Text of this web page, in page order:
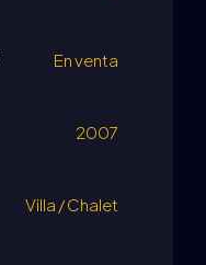
En venta
2007
Villa / Chalet